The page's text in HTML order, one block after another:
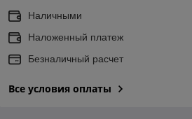
Наличными
Наложенный платеж
Безналичный расчет
Все условия оплаты